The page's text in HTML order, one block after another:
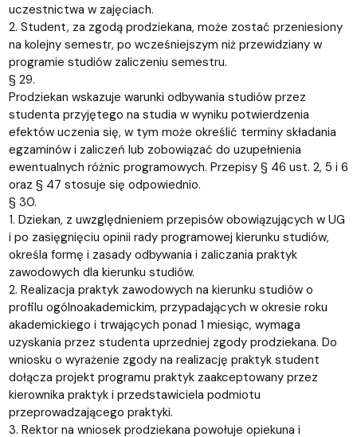
uczestnictwa w zajęciach.
2. Student, za zgodą prodziekana, może zostać przeniesiony
na kolejny semestr, po wcześniejszym niż przewidziany w
programie studiów zaliczeniu semestru.
§ 29.
Prodziekan wskazuje warunki odbywania studiów przez
studenta przyjętego na studia w wyniku potwierdzenia
efektów uczenia się, w tym może określić terminy składania
egzaminów i zaliczeń lub zobowiązać do uzupełnienia
ewentualnych różnic programowych. Przepisy § 46 ust. 2, 5 i 6
oraz § 47 stosuje się odpowiednio.
§ 30.
1. Dziekan, z uwzględnieniem przepisów obowiązujących w UG
i po zasięgnięciu opinii rady programowej kierunku studiów,
określa formę i zasady odbywania i zaliczania praktyk
zawodowych dla kierunku studiów.
2. Realizacja praktyk zawodowych na kierunku studiów o
profilu ogólnoakademickim, przypadających w okresie roku
akademickiego i trwających ponad 1 miesiąc, wymaga
uzyskania przez studenta uprzedniej zgody prodziekana. Do
wniosku o wyrażenie zgody na realizację praktyk student
dołącza projekt programu praktyk zaakceptowany przez
kierownika praktyk i przedstawiciela podmiotu
przeprowadzającego praktyki.
3. Rektor na wniosek prodziekana powołuje opiekuna i